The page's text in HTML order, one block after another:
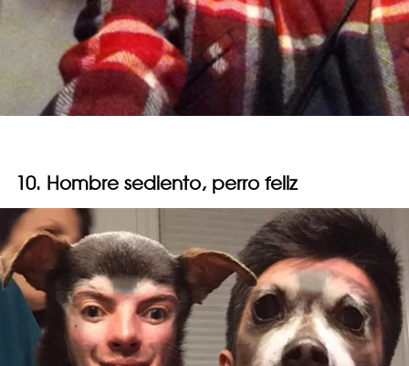
10. Hombre sediento, perro feliz